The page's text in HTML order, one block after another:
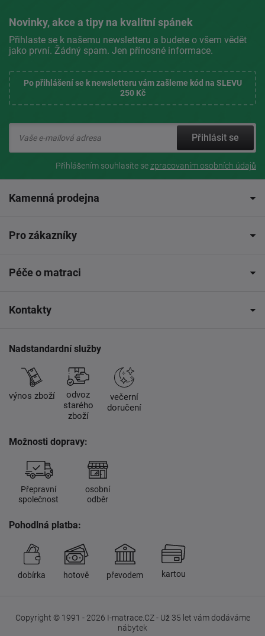
Novinky, akce a tipy na kvalitní spánek
Přihlaste se k našemu newsletteru a budete o všem vědět
jako první. Žádný spam. Jen přínosné informace.
Po přihlášení se k newsletteru vám zašleme kód na SLEVU
250 Kč
Přihlásit se
Přihlášením souhlasíte sezpracovaním osobních údajů
Kamenná prodejna
Pro zákazníky
Péče o matraci
Kontakty
Nadstandardní služby
výnos zboží
odvoz
starého
zboží
večerní
doručení
Možnosti dopravy:
Přepravní
společnost
osobní
odběr
Pohodlná platba:
dobírka hotově převodem kartou
Copyright © 1991 - 2026 I-matrace.CZ - Už 35 let vám dodáváme
nábytek